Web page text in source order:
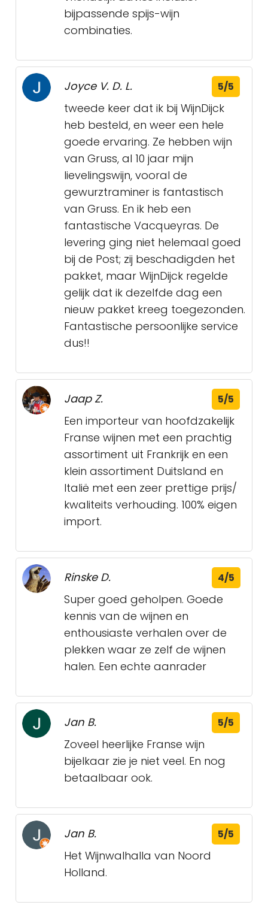
bijpassende spijs-wijn
combinaties.
Joyce V. D. L. 5/5
tweede keer dat ik bij WijnDijck
heb besteld, en weer een hele
goede ervaring. Ze hebben wijn
van Gruss, al 10 jaar mijn
lievelingswijn, vooral de
gewurztraminer is fantastisch
van Gruss. En ik heb een
fantastische Vacqueyras. De
levering ging niet helemaal goed
bij de Post; zij beschadigden het
pakket, maar WijnDijck regelde
gelijk dat ik dezelfde dag een
nieuw pakket kreeg toegezonden.
Fantastische persoonlijke service
dus!!
Jaap Z. 5/5
Een importeur van hoofdzakelijk
Franse wijnen met een prachtig
assortiment uit Frankrijk en een
klein assortiment Duitsland en
Italië met een zeer prettige prijs/
kwaliteits verhouding. 100% eigen
import.
Rinske D. 4/5
Super goed geholpen. Goede
kennis van de wijnen en
enthousiaste verhalen over de
plekken waar ze zelf de wijnen
halen. Een echte aanrader
Jan B. 5/5
Zoveel heerlijke Franse wijn
bijelkaar zie je niet veel. En nog
betaalbaar ook.
Jan B. 5/5
Het Wijnwalhalla van Noord
Holland.